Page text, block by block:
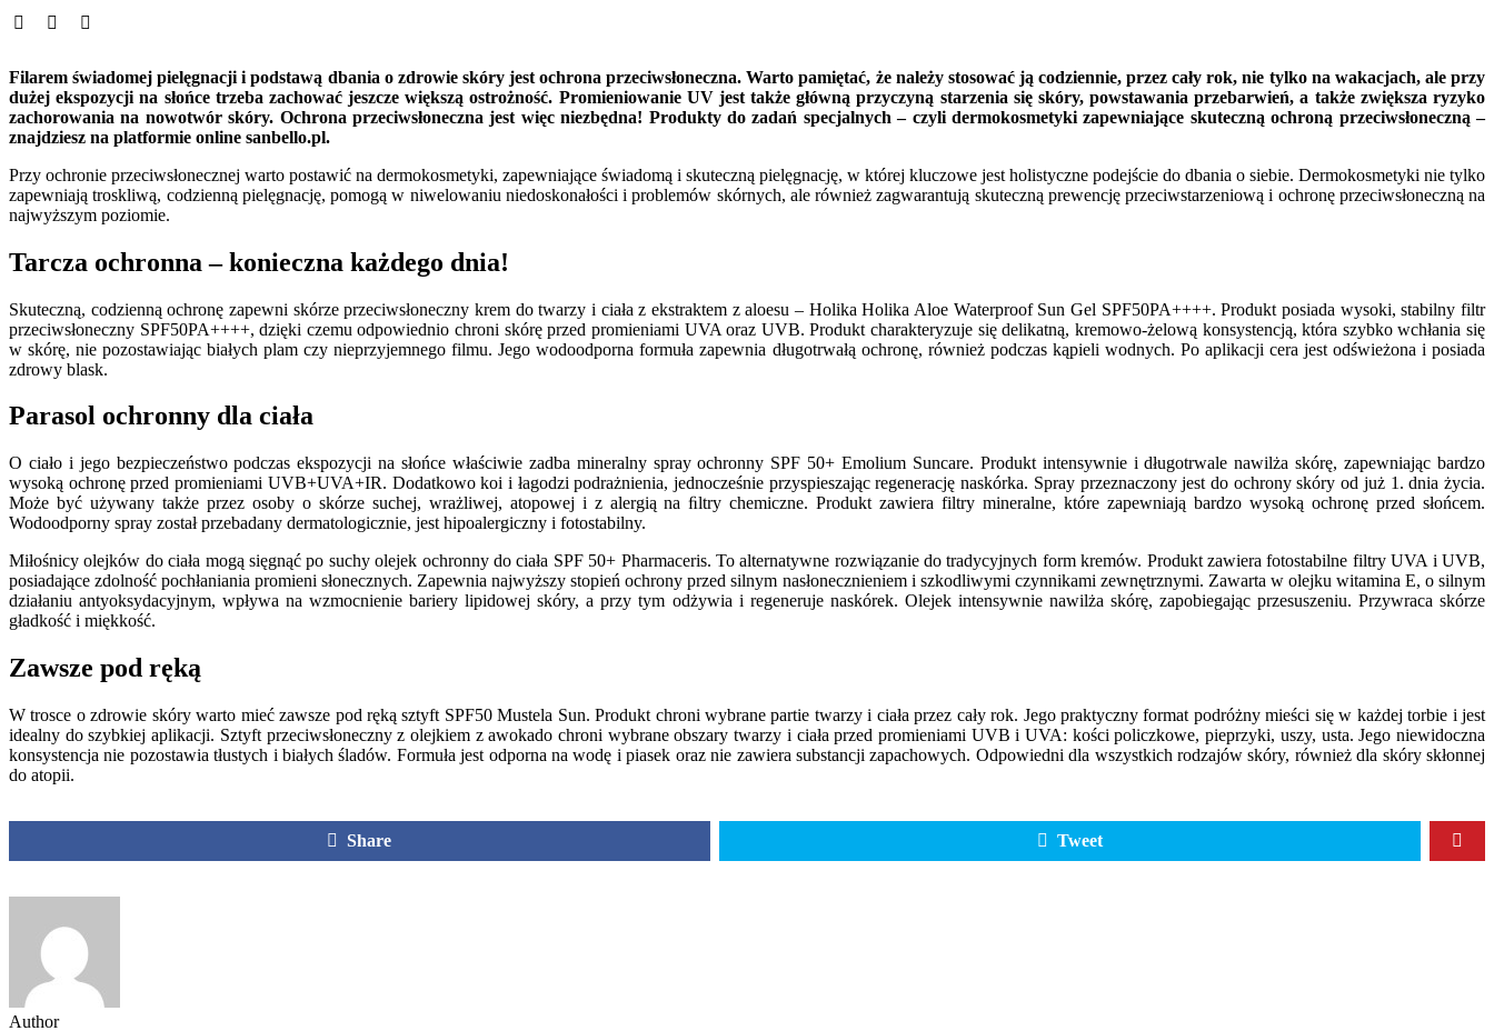
Filarem świadomej pielęgnacji i podstawą dbania o zdrowie skóry jest ochrona przeciwsłoneczna. Warto pamiętać, że należy stosować ją codziennie, przez cały rok, nie tylko na wakacjach, ale przy
dużej ekspozycji na słońce trzeba zachować jeszcze większą ostrożność. Promieniowanie UV jest także główną przyczyną starzenia się skóry, powstawania przebarwień, a także zwiększa ryzyko
zachorowania na nowotwór skóry. Ochrona przeciwsłoneczna jest więc niezbędna! Produkty do zadań specjalnych – czyli dermokosmetyki zapewniające skuteczną ochroną przeciwsłoneczną –
znajdziesz na platformie online sanbello.pl.
Przy ochronie przeciwsłonecznej warto postawić na dermokosmetyki, zapewniające świadomą i skuteczną pielęgnację, w której kluczowe jest holistyczne podejście do dbania o siebie. Dermokosmetyki nie tylko
zapewniają troskliwą, codzienną pielęgnację, pomogą w niwelowaniu niedoskonałości i problemów skórnych, ale również zagwarantują skuteczną prewencję przeciwstarzeniową i ochronę przeciwsłoneczną na
najwyższym poziomie.
Tarcza ochronna – konieczna każdego dnia!
Skuteczną, codzienną ochronę zapewni skórze przeciwsłoneczny krem do twarzy i ciała z ekstraktem z aloesu – Holika Holika Aloe Waterproof Sun Gel SPF50PA++++. Produkt posiada wysoki, stabilny filtr
przeciwsłoneczny SPF50PA++++, dzięki czemu odpowiednio chroni skórę przed promieniami UVA oraz UVB. Produkt charakteryzuje się delikatną, kremowo-żelową konsystencją, która szybko wchłania się
w skórę, nie pozostawiając białych plam czy nieprzyjemnego filmu. Jego wodoodporna formuła zapewnia długotrwałą ochronę, również podczas kąpieli wodnych. Po aplikacji cera jest odświeżona i posiada
zdrowy blask.
Parasol ochronny dla ciała
O ciało i jego bezpieczeństwo podczas ekspozycji na słońce właściwie zadba mineralny spray ochronny SPF 50+ Emolium Suncare. Produkt intensywnie i długotrwale nawilża skórę, zapewniając bardzo
wysoką ochronę przed promieniami UVB+UVA+IR. Dodatkowo koi i łagodzi podrażnienia, jednocześnie przyspieszając regenerację naskórka. Spray przeznaczony jest do ochrony skóry od już 1. dnia życia.
Może być używany także przez osoby o skórze suchej, wrażliwej, atopowej i z alergią na ﬁltry chemiczne. Produkt zawiera filtry mineralne, które zapewniają bardzo wysoką ochronę przed słońcem.
Wodoodporny spray został przebadany dermatologicznie, jest hipoalergiczny i fotostabilny.
Miłośnicy olejków do ciała mogą sięgnąć po suchy olejek ochronny do ciała SPF 50+ Pharmaceris. To alternatywne rozwiązanie do tradycyjnych form kremów. Produkt zawiera fotostabilne filtry UVA i UVB,
posiadające zdolność pochłaniania promieni słonecznych. Zapewnia najwyższy stopień ochrony przed silnym nasłonecznieniem i szkodliwymi czynnikami zewnętrznymi. Zawarta w olejku witamina E, o silnym
działaniu antyoksydacyjnym, wpływa na wzmocnienie bariery lipidowej skóry, a przy tym odżywia i regeneruje naskórek. Olejek intensywnie nawilża skórę, zapobiegając przesuszeniu. Przywraca skórze
gładkość i miękkość.
Zawsze pod ręką
W trosce o zdrowie skóry warto mieć zawsze pod ręką sztyft SPF50 Mustela Sun. Produkt chroni wybrane partie twarzy i ciała przez cały rok. Jego praktyczny format podróżny mieści się w każdej torbie i jest
idealny do szybkiej aplikacji. Sztyft przeciwsłoneczny z olejkiem z awokado chroni wybrane obszary twarzy i ciała przed promieniami UVB i UVA: kości policzkowe, pieprzyki, uszy, usta. Jego niewidoczna
konsystencja nie pozostawia tłustych i białych śladów. Formuła jest odporna na wodę i piasek oraz nie zawiera substancji zapachowych. Odpowiedni dla wszystkich rodzajów skóry, również dla skóry skłonnej
do atopii.
Share Tweet
Author